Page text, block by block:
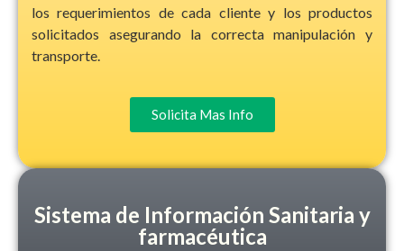
los requerimientos de cada cliente y los productos
solicitados asegurando la correcta manipulación y
transporte.
Solicita Mas Info
Sistema de Información Sanitaria y
farmacéutica